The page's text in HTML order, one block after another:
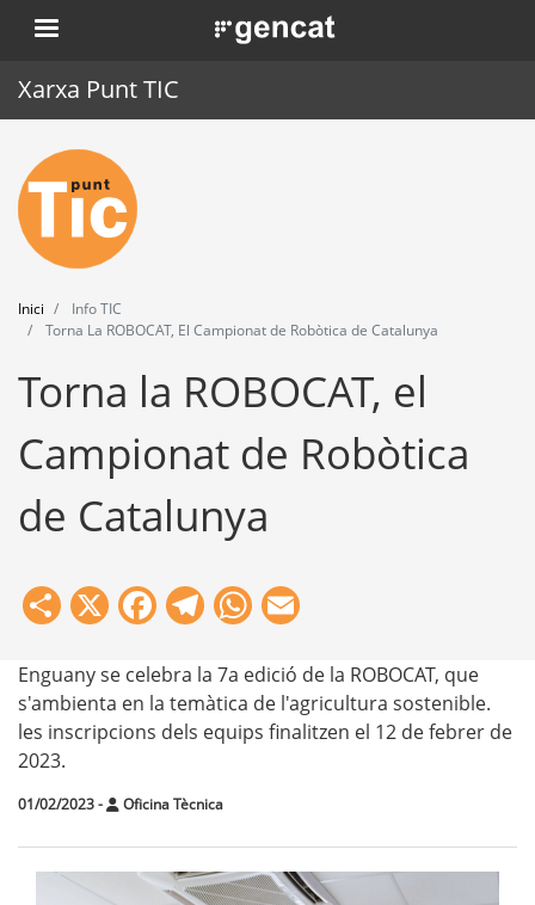
Vés
al
. Obre en una nova finestra.
Xarxa Punt TIC
Inici
Punt TIC
Actualitat
Agenda
Formació
Eines
Inici
Info TIC
Torna La ROBOCAT, El Campionat de Robòtica de Catalunya
Torna la ROBOCAT, el
Campionat de Robòtica
de Catalunya
Share
X Facebook
Telegram
WhatsApp
Enguany se celebra la 7a edició de la ROBOCAT, que
s'ambienta en la temàtica de l'agricultura sostenible.
les inscripcions dels equips finalitzen el 12 de febrer de
2023.
01/02/2023- Oficina Tècnica